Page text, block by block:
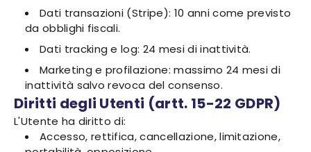
Dati transazioni (Stripe): 10 anni come previsto
da obblighi fiscali.
Dati tracking e log: 24 mesi di inattività.
Marketing e profilazione: massimo 24 mesi di
inattività salvo revoca del consenso.
Diritti degli Utenti (artt. 15-22 GDPR)
L'Utente ha diritto di:
Accesso, rettifica, cancellazione, limitazione,